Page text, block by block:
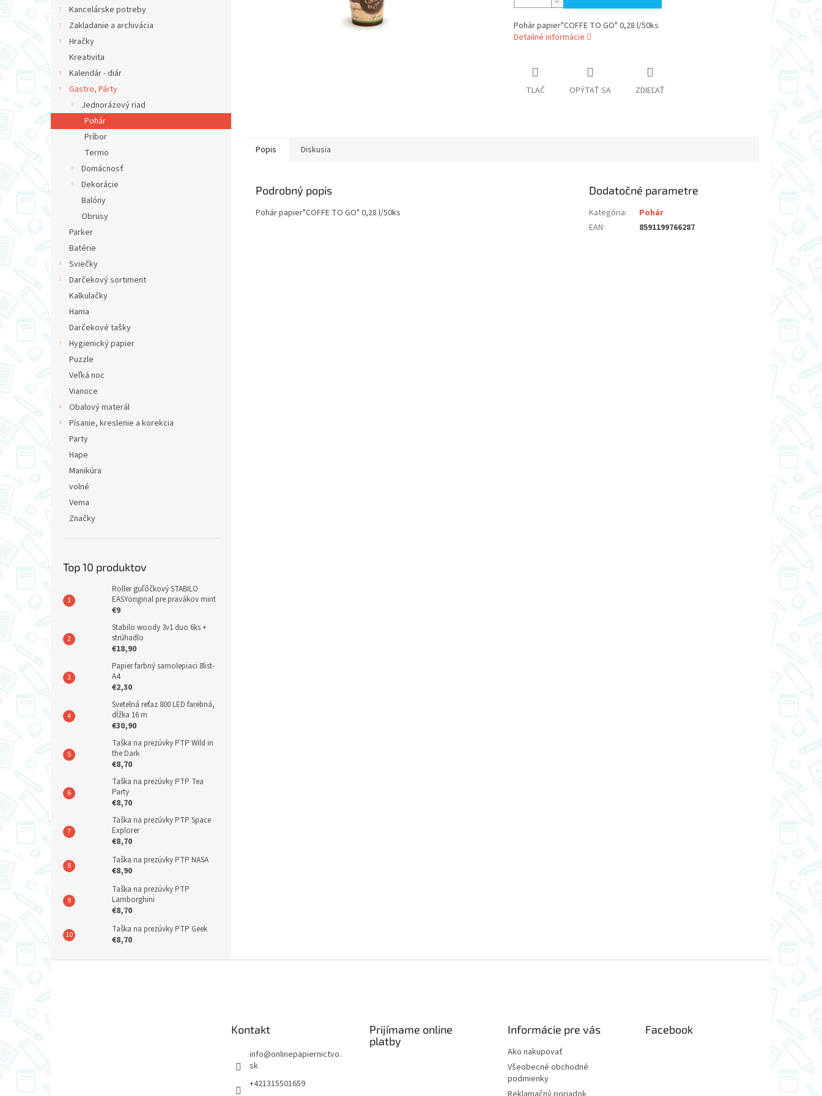
Kancelárske potreby
Zakladanie a archivácia
Hračky
Kreativita
Kalendár - diár
Gastro, Párty
Jednorázový riad
Pohár
Príbor
Termo
Domácnosť
Dekorácie
Balóny
Obrusy
Parker
Batérie
Sviečky
Darčekový sortiment
Kalkulačky
Hama
Darčekové tašky
Hygienický papier
Puzzle
Veľká noc
Vianoce
Obalový materál
Písanie, kreslenie a korekcia
Party
Hape
Manikúra
volné
Vema
Značky
Top 10 produktov
Roller guľôčkový STABILO
EASYoriginal pre pravákov mint
€9
Stabilo woody 3v1 duo 6ks +
strúhadlo
€18,90
Papier farbný samolepiaci 8list-
A4
€2,30
Svetelná reťaz 800 LED farebná,
dĺžka 16 m
€30,90
Taška na prezúvky PTP Wild in
the Dark
€8,70
Taška na prezúvky PTP Tea
Party
€8,70
Taška na prezúvky PTP Space
Explorer
€8,70
Taška na prezúvky PTP NASA
€8,90
Taška na prezúvky PTP
Lamborghini
€8,70
Taška na prezúvky PTP Geek
€8,70
Pohár papier"COFFE TO GO" 0,28 l/50ks
Detailné informácie
TLAČ OPÝTAŤ SA ZDIEĽAŤ
Popis Diskusia
Podrobný popis
Pohár papier"COFFE TO GO" 0,28 l/50ks
Dodatočné parametre
Kategória:
Pohár
EAN: 8591199766287
p
ä
t
e
Kontakt
info@onlinepapiernictvo.
sk
+421315501659
Prijímame online
platby
Informácie pre vás
Ako nakupovať
Všeobecné obchodné
podmienky
Facebook